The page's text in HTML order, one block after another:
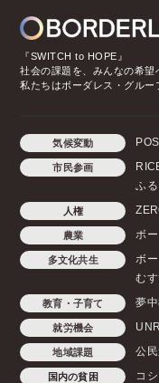
『SWITCH to HOPE』
社会の課題を、みんなの希望
私たちはボーダレス・グルー
気候変動
市民参画
ふ
人権
農業 ボ
多文化共生 ボ
む
教育・子育て 夢
就労機会
地域課題 公
国内の貧困 コ